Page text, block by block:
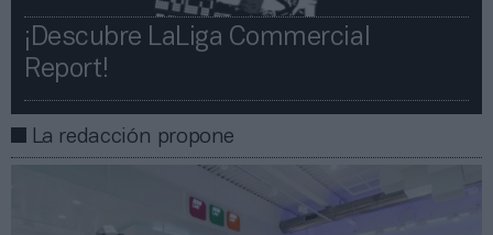
¡Descubre LaLiga Commercial
Report!​​
La redacción propone